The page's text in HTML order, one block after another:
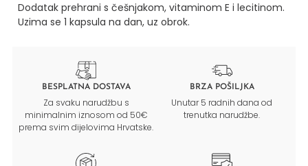
Dodatak prehrani s češnjakom, vitaminom E i lecitinom.
Uzima se 1 kapsula na dan, uz obrok.
BESPLATNA DOSTAVA
Za svaku narudžbu s
minimalnim iznosom od 50€
prema svim dijelovima Hrvatske.
BRZA POŠILJKA
Unutar 5 radnih dana od
trenutka narudžbe.